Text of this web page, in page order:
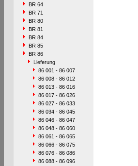
BR 64
BR 71
BR 80
BR 81
BR 84
BR 85
BR 86
Lieferung
86 001 - 86 007
86 008 - 86 012
86 013 - 86 016
86 017 - 86 026
86 027 - 86 033
86 034 - 86 045
86 046 - 86 047
86 048 - 86 060
86 061 - 86 065
86 066 - 86 075
86 076 - 86 086
86 088 - 86 096